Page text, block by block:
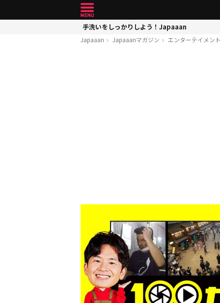
手洗いをしっかりしよう！Japaaan
Japaaan Japaaanマガジン エンターテイメン